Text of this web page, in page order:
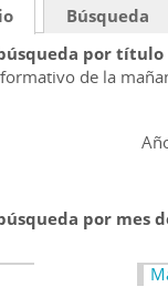
Búsqueda
por
de la
por mes